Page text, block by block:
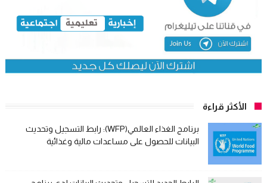
الأكثر قراءة
برنامج الغذاء العالمي(WFP): رابط التسجيل وتحديث
البيانات للحصول على مساعدات مالية وغذائية